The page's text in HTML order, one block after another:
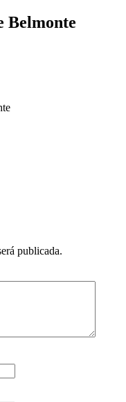
Belmonte
publicada.